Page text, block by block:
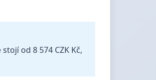
od 8 574 CZK Kč,